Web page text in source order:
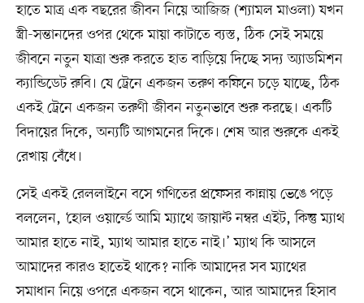
হাতে মাত্র এক বছরের জীবন নিয়ে আজিজ (শ্যামল মাওলা) যখন
স্ত্রী-সন্তানদের ওপর থেকে মায়া কাটাতে ব্যস্ত, ঠিক সেই সময়ে
জীবনে নতুন যাত্রা শুরু করতে হাত বাড়িয়ে দিচ্ছে সদ্য অ্যাডমিশন
ক্যান্ডিডেট রুবি। যে ট্রেনে একজন তরুণ কফিনে চড়ে যাচ্ছে, ঠিক
একই ট্রেনে একজন তরুণী জীবন নতুনভাবে শুরু করছে। একটি
বিদায়ের দিকে, অন্যটি আগমনের দিকে। শেষ আর শুরুকে একই
রেখায় বেঁধে।
সেই একই রেললাইনে বসে গণিতের প্রফেসর কান্নায় ভেঙে পড়ে
বললেন, ‘হোল ওয়ার্ল্ডে আমি ম্যাথে জায়ান্ট নম্বর এইট, কিন্তু ম্যাথ
আমার হাতে নাই, ম্যাথ আমার হাতে নাই।’ ম্যাথ কি আসলে
আমাদের কারও হাতেই থাকে? নাকি আমাদের সব ম্যাথের
সমাধান নিয়ে ওপরে একজন বসে থাকেন, আর আমাদের হিসাব